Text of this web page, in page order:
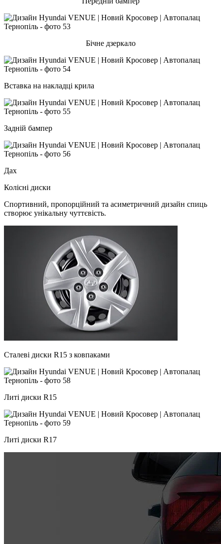
Бічне дзеркало
Вставка на накладці крила
Задній бампер
Дах
Колісні диски
Спортивний, пропорційний та асиметричний дизайн спиць
створює унікальну чуттєвість.
Сталеві диски R15 з ковпаками
Литі диски R15
Литі диски R17